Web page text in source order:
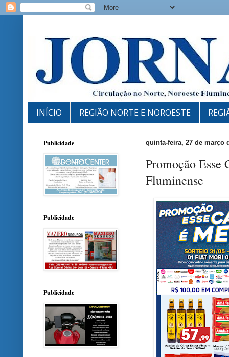
INÍCIO REGIÃO NORTE E NOROESTE
quinta-feira, 27 de março
Promoção Esse
Fluminense
Publicidade
Publicidade
Publicidade